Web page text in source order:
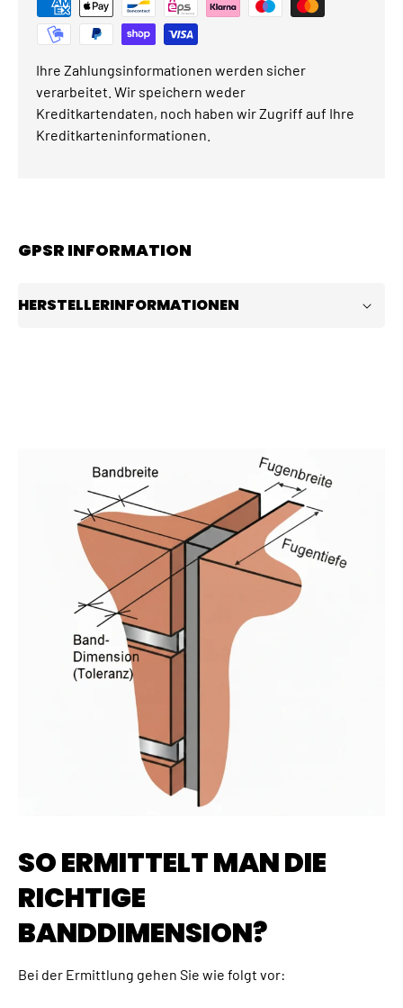
Ihre Zahlungsinformationen werden sicher
verarbeitet. Wir speichern weder
Kreditkartendaten, noch haben wir Zugriff auf Ihre
Kreditkarteninformationen.
GPSR INFORMATION
HERSTELLERINFORMATIONEN
SO ERMITTELT MAN DIE
RICHTIGE
BANDDIMENSION?
Bei der Ermittlung gehen Sie wie folgt vor: